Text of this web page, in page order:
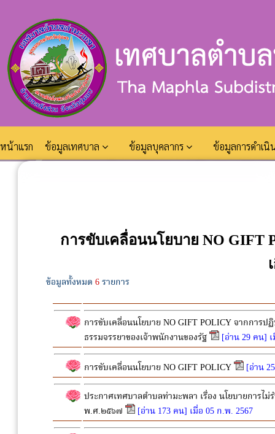
หน้าแรก ข้อมูลเทศบาล ข้อมูลบุคลากร ข้อมูลการดำเ
การขับเคลื่อนนโยบาย NO GIFT
ข้อมูลทั้งหมด 6รายการ
การขับเคลื่อนนโยบาย NO GIFT POLICY จากการ
ธรรมจรรยาของเจ้าพนักงานของรัฐ
[อ่าน 29 คน]
การขับเคลื่อนนโยบาย NO GIFT POLICY [อ่าน
ประกาศเทศบาลตำบลท่ามะพลา เรื่อง นโยบายการ
พ.ศ.๒๕๖๗
[อ่าน 173 คน] เมื่อ 05 ก.พ. 2567